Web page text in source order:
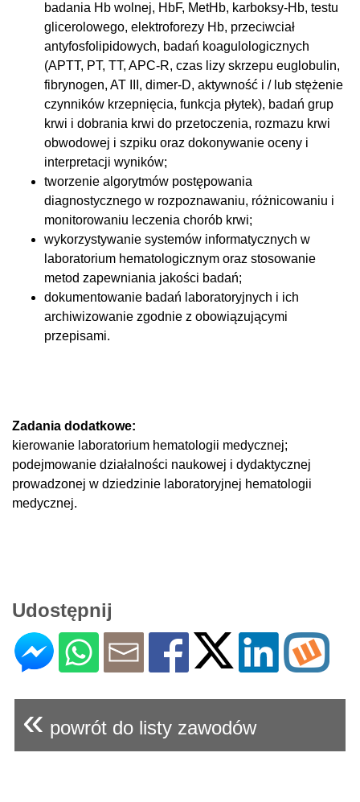
badania Hb wolnej, HbF, MetHb, karboksy-Hb, testu
glicerolowego, elektroforezy Hb, przeciwciał
antyfosfolipidowych, badań koagulologicznych
(APTT, PT, TT, APC-R, czas lizy skrzepu euglobulin,
fibrynogen, AT III, dimer-D, aktywność i / lub stężenie
czynników krzepnięcia, funkcja płytek), badań grup
krwi i dobrania krwi do przetoczenia, rozmazu krwi
obwodowej i szpiku oraz dokonywanie oceny i
interpretacji wyników;
tworzenie algorytmów postępowania
diagnostycznego w rozpoznawaniu, różnicowaniu i
monitorowaniu leczenia chorób krwi;
wykorzystywanie systemów informatycznych w
laboratorium hematologicznym oraz stosowanie
metod zapewniania jakości badań;
dokumentowanie badań laboratoryjnych i ich
archiwizowanie zgodnie z obowiązującymi
przepisami.
Zadania dodatkowe:
kierowanie laboratorium hematologii medycznej;
podejmowanie działalności naukowej i dydaktycznej
prowadzonej w dziedzinie laboratoryjnej hematologii
medycznej.
Udostępnij
« powrót do listy zawodów